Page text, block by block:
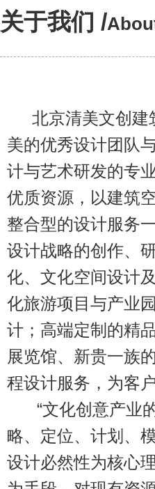
关于我们 /
北京清美文创建
美的优秀设计团队
计与艺术研发的专
优质资源，以建筑
整合型的设计服务
设计战略的创作、
化、文化空间设计
化旅游项目与产业
计；高端定制的精
展览馆、新贵一族
程设计服务，为客
“文化创意产业
略、定位、计划、
设计必然性为核心